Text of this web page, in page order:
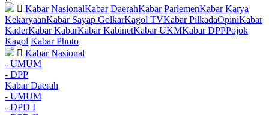
Kabar NasionalKabar DaerahKabar ParlemenKabar Karya
KekaryaanKabar Sayap GolkarKagol TVKabar PilkadaOpiniKabar
KaderKabar KabarKabar KabinetKabar UKMKabar DPPPojok
Kagol Kabar Photo
Kabar Nasional
- UMUM
- DPP
Kabar Daerah
- UMUM
- DPD I